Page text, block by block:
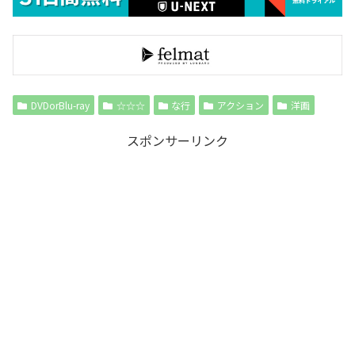
DVDorBlu-ray ☆☆☆ な行 アクション 洋画
スポンサーリンク